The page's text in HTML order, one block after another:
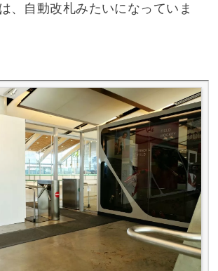
、自動改札みたいになっていま